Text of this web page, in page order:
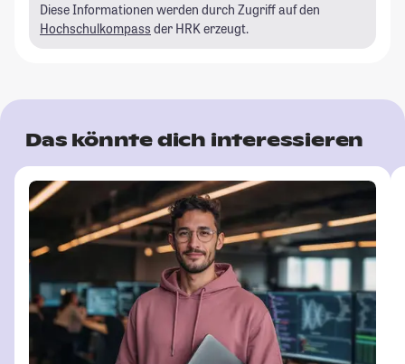
Diese Informationen werden durch Zugriff auf den
Hochschulkompass der HRK erzeugt.
Das könnte dich interessieren